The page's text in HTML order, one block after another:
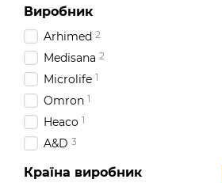
Виробник
Arhimed 2
Medisana 2
Microlife 1
Omron 1
Heaco 1
A&D 3
Країна виробник